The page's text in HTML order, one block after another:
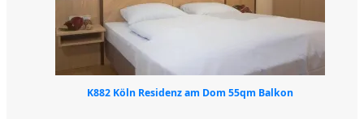
K882 Köln Residenz am Dom 55qm Balkon